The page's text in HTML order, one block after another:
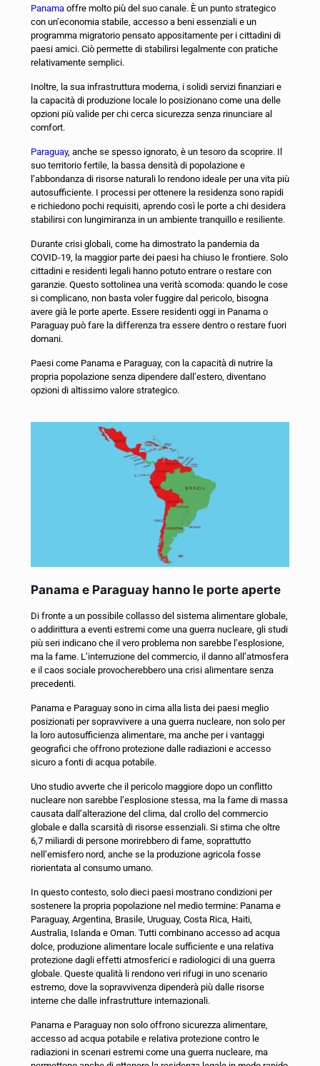
Panama offre molto più del suo canale. È un punto strategico
con un’economia stabile, accesso a beni essenziali e un
programma migratorio pensato appositamente per i cittadini di
paesi amici. Ciò permette di stabilirsi legalmente con pratiche
relativamente semplici.
Inoltre, la sua infrastruttura moderna, i solidi servizi finanziari e
la capacità di produzione locale lo posizionano come una delle
opzioni più valide per chi cerca sicurezza senza rinunciare al
comfort.
Paraguay, anche se spesso ignorato, è un tesoro da scoprire. Il
suo territorio fertile, la bassa densità di popolazione e
l’abbondanza di risorse naturali lo rendono ideale per una vita più
autosufficiente. I processi per ottenere la residenza sono rapidi
e richiedono pochi requisiti, aprendo così le porte a chi desidera
stabilirsi con lungimiranza in un ambiente tranquillo e resiliente.
Durante crisi globali, come ha dimostrato la pandemia da
COVID-19, la maggior parte dei paesi ha chiuso le frontiere. Solo
cittadini e residenti legali hanno potuto entrare o restare con
garanzie. Questo sottolinea una verità scomoda: quando le cose
si complicano, non basta voler fuggire dal pericolo, bisogna
avere già le porte aperte. Essere residenti oggi in Panama o
Paraguay può fare la differenza tra essere dentro o restare fuori
domani.
Paesi come Panama e Paraguay, con la capacità di nutrire la
propria popolazione senza dipendere dall’estero, diventano
opzioni di altissimo valore strategico.
Panama e Paraguay hanno le porte aperte
Di fronte a un possibile collasso del sistema alimentare globale,
o addirittura a eventi estremi come una guerra nucleare, gli studi
più seri indicano che il vero problema non sarebbe l’esplosione,
ma la fame. L’interruzione del commercio, il danno all’atmosfera
e il caos sociale provocherebbero una crisi alimentare senza
precedenti.
Panama e Paraguay sono in cima alla lista dei paesi meglio
posizionati per sopravvivere a una guerra nucleare, non solo per
la loro autosufficienza alimentare, ma anche per i vantaggi
geografici che offrono protezione dalle radiazioni e accesso
sicuro a fonti di acqua potabile.
Uno studio avverte che il pericolo maggiore dopo un conflitto
nucleare non sarebbe l’esplosione stessa, ma la fame di massa
causata dall’alterazione del clima, dal crollo del commercio
globale e dalla scarsità di risorse essenziali. Si stima che oltre
6,7 miliardi di persone morirebbero di fame, soprattutto
nell’emisfero nord, anche se la produzione agricola fosse
riorientata al consumo umano.
In questo contesto, solo dieci paesi mostrano condizioni per
sostenere la propria popolazione nel medio termine: Panama e
Paraguay, Argentina, Brasile, Uruguay, Costa Rica, Haiti,
Australia, Islanda e Oman. Tutti combinano accesso ad acqua
dolce, produzione alimentare locale sufficiente e una relativa
protezione dagli effetti atmosferici e radiologici di una guerra
globale. Queste qualità li rendono veri rifugi in uno scenario
estremo, dove la sopravvivenza dipenderà più dalle risorse
interne che dalle infrastrutture internazionali.
Panama e Paraguay non solo offrono sicurezza alimentare,
accesso ad acqua potabile e relativa protezione contro le
radiazioni in scenari estremi come una guerra nucleare, ma